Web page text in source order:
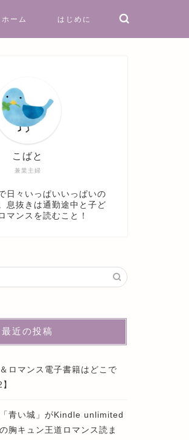
ホーム はじめに
兼業主婦
こばと
日々いっぱいいっぱいの
息抜きは通勤途中と子ど
マンスを読むこと！
最近の投稿
ロマンス電子書籍はどこで
青い城」がKindle unlimited
胸キュン王道ロマンス読ま